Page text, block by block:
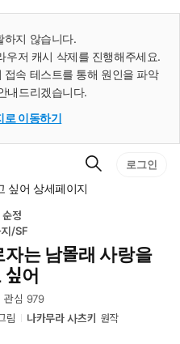
하지 않습니다.
우저 캐시 삭제를 진행해주세요.
속 테스트를 통해 원인을 파악
내드리겠습니다.
로 이동하기
검
색
로그인
싶어 상세페이지
순정
/SF
자는 남몰래 사랑을
싶어
관심 979
림 나카무라 사츠키
원작